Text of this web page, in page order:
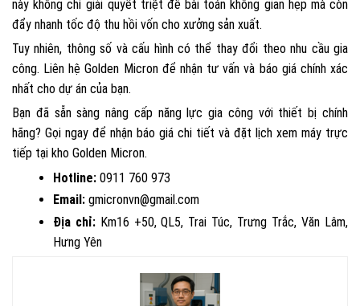
này không chỉ giải quyết triệt để bài toán không gian hẹp mà còn
đẩy nhanh tốc độ thu hồi vốn cho xưởng sản xuất.
Tuy nhiên, thông số và cấu hình có thể thay đổi theo nhu cầu gia
công. Liên hệ Golden Micron để nhận tư vấn và báo giá chính xác
nhất cho dự án của bạn.
Bạn đã sẵn sàng nâng cấp năng lực gia công với thiết bị chính
hãng? Gọi ngay để nhận báo giá chi tiết và đặt lịch xem máy trực
tiếp tại kho Golden Micron.
Hotline:0911 760 973
Email:gmicronvn@gmail.com
Địa chỉ:Km16 +50, QL5, Trai Túc, Trưng Trắc, Văn Lâm,
Hưng Yên